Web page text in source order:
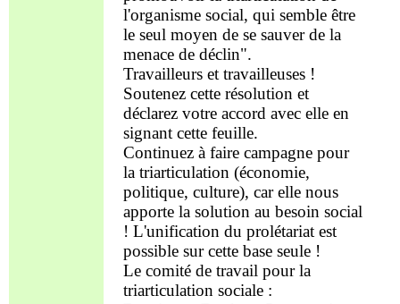
l'organisme social, qui semble être
le seul moyen de se sauver de la
menace de déclin".
Travailleurs et travailleuses !
Soutenez cette résolution et
déclarez votre accord avec elle en
signant cette feuille.
Continuez à faire campagne pour
la triarticulation (économie,
politique, culture), carelle nous
apporte lasolution au besoin social
! L'unification du prolétariat est
possible sur cette base seule !
Le comité de travail pour la
triarticulation sociale :